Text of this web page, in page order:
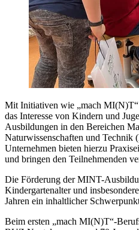
Mit Initiativen wie „mach
das Interesse von Kindern und
Ausbildungen in den Bereichen
Naturwissenschaften und
Unternehmen bieten hierzu
und bringen den Teilnehmenden
Die Förderung der MINT-
Kindergartenalter und
Jahren ein inhaltlicher
Beim ersten „mach MI(N)T“-